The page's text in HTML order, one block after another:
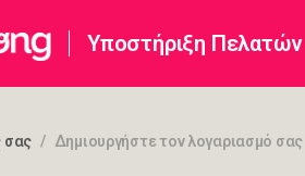
Υποστήριξη Πελατών
σας / Δημιουργήστε τον λογαριασμό σας